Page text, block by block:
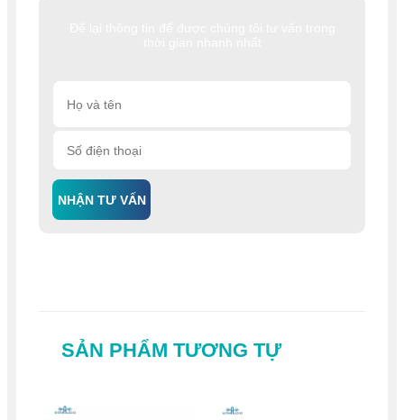
NHẬN TƯ VẤN
SẢN PHẨM TƯƠNG TỰ